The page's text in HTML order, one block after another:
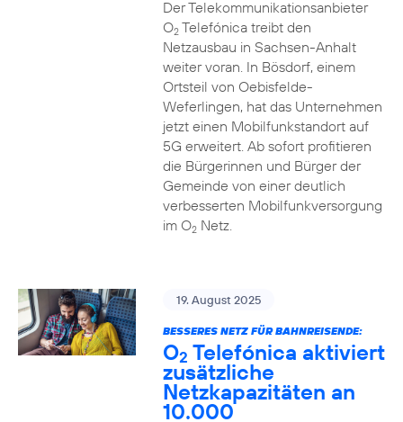
Der Telekommunikationsanbieter
O2Telefónica treibt den
Netzausbau in Sachsen-Anhalt
weiter voran. In Bösdorf, einem
Ortsteil von Oebisfelde-
Weferlingen, hat das Unternehmen
jetzt einen Mobilfunkstandort auf
5G erweitert. Ab sofort profitieren
die Bürgerinnen und Bürger der
Gemeinde von einer deutlich
verbesserten Mobilfunkversorgung
im O2Netz.
19. August 2025
BESSERES NETZ FÜR BAHNREISENDE:
O2 Telefónica aktiviert
zusätzliche
Netzkapazitäten an
10.000